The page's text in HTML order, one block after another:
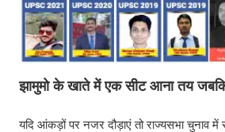
झामुमो के खाते में एक सीट आना तय
यदि आंकड़ों पर नजर दौड़ाएं तो राज्यसभा